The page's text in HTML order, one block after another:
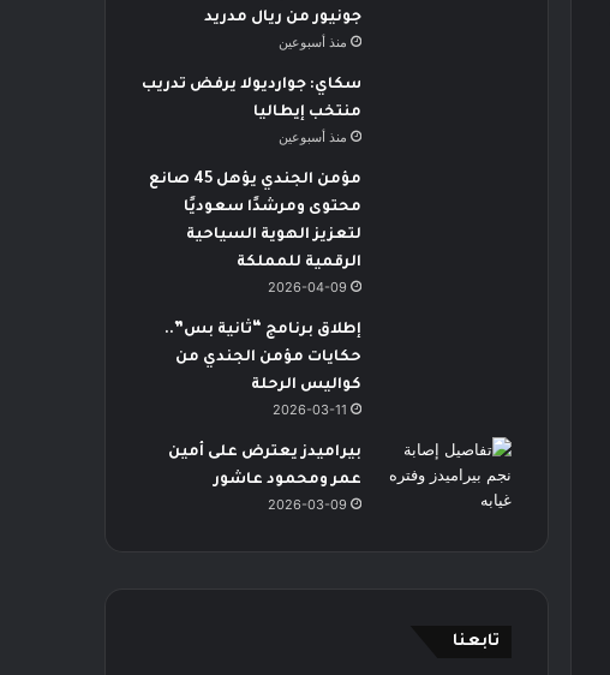
جونيور من ريال مدريد
منذ أسبوعين
سكاي: جوارديولا يرفض تدريب
منتخب إيطاليا
منذ أسبوعين
مؤمن الجندي يؤهل 45 صانع
محتوى ومرشدًا سعوديًا
لتعزيز الهوية السياحية
الرقمية للمملكة
2026-04-09
إطلاق برنامج “ثانية بس”..
حكايات مؤمن الجندي من
كواليس الرحلة
2026-03-11
بيراميدز يعترض على أمين
عمر ومحمود عاشور
2026-03-09
تابعنا